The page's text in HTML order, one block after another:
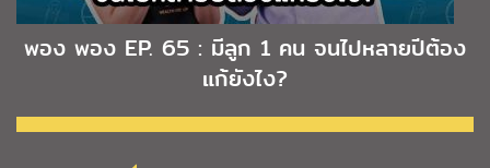
พอง พอง EP. 65 : มีลูก 1 คน จนไปหลายปีต้อง
แก้ยังไง?